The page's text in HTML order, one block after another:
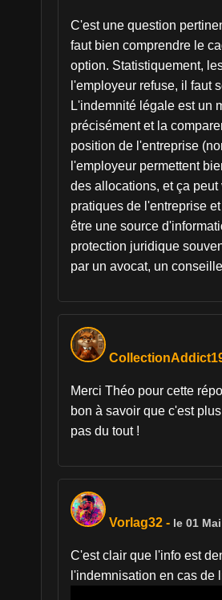
C'est une question
faut bien comprendre le
option. Statistiquement,
l'employeur refuse, il faut
L'indemnité légale est un
précisément et la
position de l'entreprise
l'employeur permettent
des allocations, et ça
pratiques de l'entreprise
être une source
protection juridique
par un avocat, un
Merci Théo pour cette
bon à savoir que c'est
pas du tout !
Vorlag32 - le 01
C'est clair que l'info est
l'indemnisation en cas de